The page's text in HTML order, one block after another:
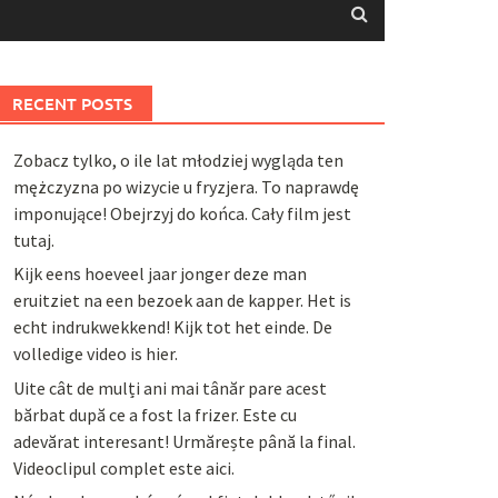
RECENT POSTS
Zobacz tylko, o ile lat młodziej wygląda ten
mężczyzna po wizycie u fryzjera. To naprawdę
imponujące! Obejrzyj do końca. Cały film jest
tutaj.
Kijk eens hoeveel jaar jonger deze man
eruitziet na een bezoek aan de kapper. Het is
echt indrukwekkend! Kijk tot het einde. De
volledige video is hier.
Uite cât de mulți ani mai tânăr pare acest
bărbat după ce a fost la frizer. Este cu
adevărat interesant! Urmărește până la final.
Videoclipul complet este aici.